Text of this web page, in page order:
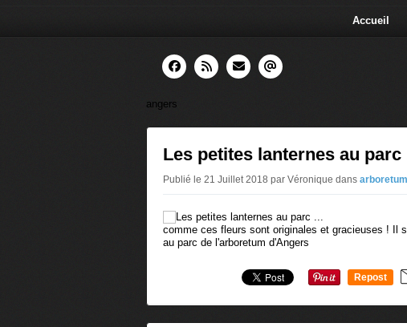
Accueil
angers
Les petites lanternes au parc
Publié le 21 Juillet 2018 par Véronique dans arboretum
comme ces fleurs sont originales et gracieuses ! Il
au parc de l'arboretum d'Angers
Repost